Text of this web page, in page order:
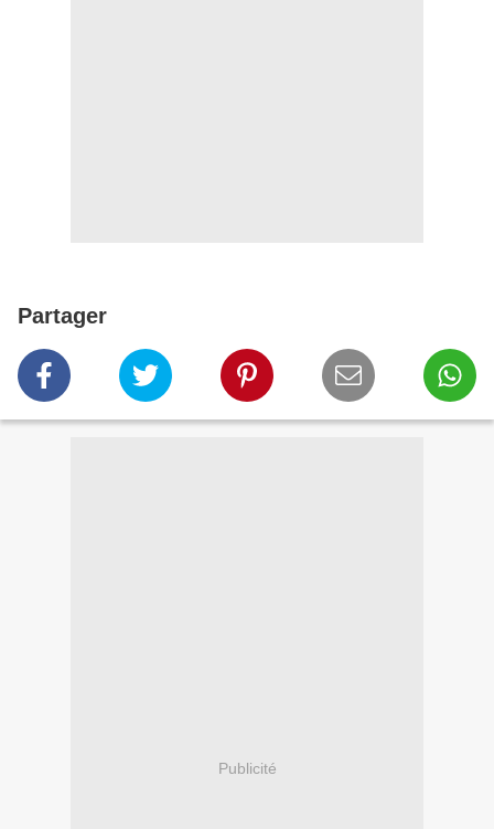
Partager
Publicité